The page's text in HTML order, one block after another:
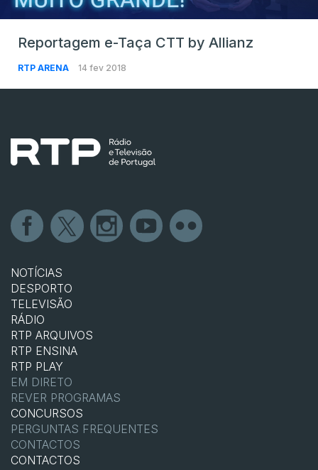
Reportagem e-Taça CTT by Allianz
RTP ARENA 14 fev 2018
NOTÍCIAS
DESPORTO
TELEVISÃO
RÁDIO
RTP ARQUIVOS
RTP ENSINA
RTP PLAY
EM DIRETO
REVER PROGRAMAS
CONCURSOS
PERGUNTAS FREQUENTES
CONTACTOS
CONTACTOS